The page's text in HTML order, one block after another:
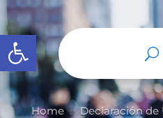
Abrir barra de herramientas
Home 9 Declaración de